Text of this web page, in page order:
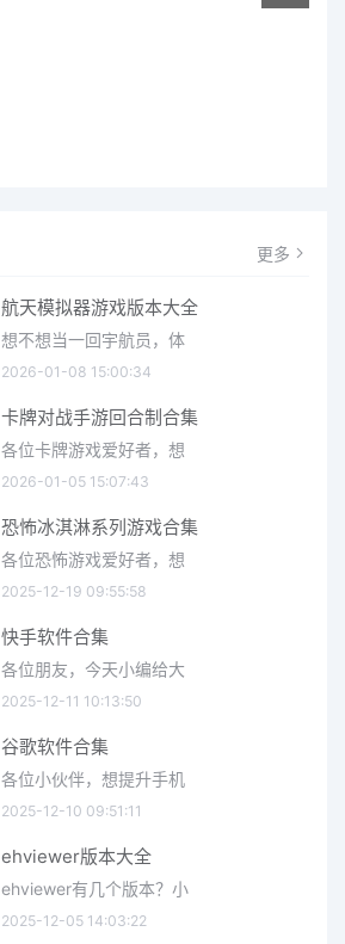
更多
航天模拟器游戏版本大全
想不想当一回宇航员，体
2026-01-08 15:00:34
卡牌对战手游回合制合集
各位卡牌游戏爱好者，想
2026-01-05 15:07:43
恐怖冰淇淋系列游戏合集
各位恐怖游戏爱好者，想
2025-12-19 09:55:58
快手软件合集
各位朋友，今天小编给大
2025-12-11 10:13:50
谷歌软件合集
各位小伙伴，想提升手机
2025-12-10 09:51:11
ehviewer版本大全
ehviewer有几个版本？小
2025-12-05 14:03:22